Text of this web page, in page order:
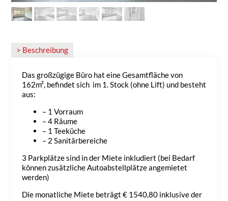
> Beschreibung
Das großzügige Büro hat eine Gesamtfläche von
162m², befindet sich im 1. Stock (ohne Lift) und besteht
aus:
– 1 Vorraum
– 4 Räume
– 1 Teeküche
– 2 Sanitärbereiche
3 Parkplätze sind in der Miete inkludiert (bei Bedarf
können zusätzliche Autoabstellplätze angemietet
werden)
Die monatliche Miete beträgt € 1540,80 inklusive der